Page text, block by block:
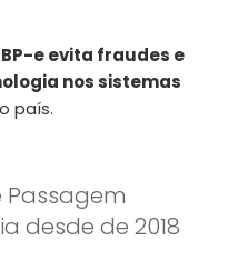
BP-e evita fraudes e
nos sistemas
país.
Passagem
desde de 2018